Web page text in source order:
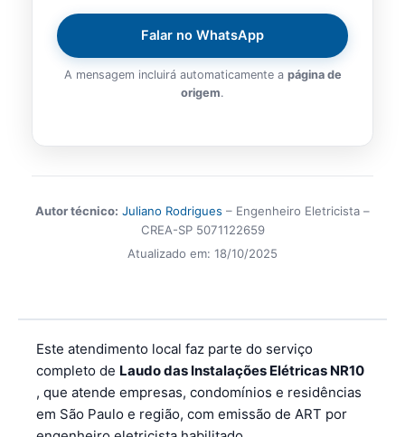
Falar no WhatsApp
A mensagem incluirá automaticamente a página de
origem.
Autor técnico: Juliano Rodrigues – Engenheiro Eletricista –
CREA-SP 5071122659
Atualizado em: 18/10/2025
Este atendimento local faz parte do serviço
completo de Laudo das Instalações Elétricas NR10
, que atende empresas, condomínios e residências
em São Paulo e região, com emissão de ART por